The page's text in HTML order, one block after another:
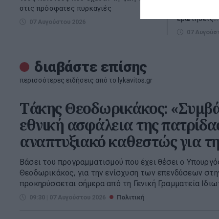
στις πρόσφατες πυρκαγιές
07 Αυγούστου 2026
ερωτήσεις...
07
διαβάστε επίσης
περισσότερες ειδήσεις από το lykavitos.gr
Τάκης Θεοδωρικάκος:
εθνική ασφάλεια της
αναπτυξιακό καθεστώς για
Βάσει του προγραμματισμού που έχει θέσει ο
Θεοδωρικάκος, για την ενίσχυση των επενδύσεων
προκηρύσσεται σήμερα από τη Γενική Γραμματεία
09:30 | 07 Αυγούστου 2026 Πολιτική